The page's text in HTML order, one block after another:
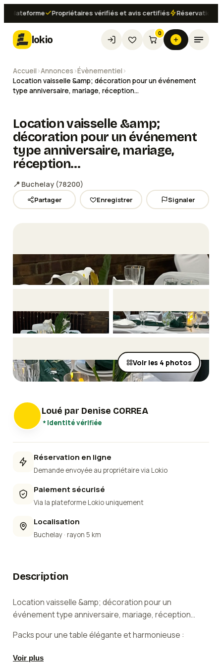
Propriétaires vérifiés et avis certifiés Réservation
lokio
0
Accueil ›Annonces ›Évènementiel ›
Location vaisselle &amp; décoration pour un événement
type anniversaire, mariage, réception…
Location vaisselle &amp;
décoration pour un événement
type anniversaire, mariage,
réception…
📍 Buchelay (78200)
Partager Enregistrer Signaler
Voir les 4 photos
Loué par Denise CORREA
Identité vérifiée
Réservation en ligne
Demande envoyée au propriétaire via Lokio
Paiement sécurisé
Via la plateforme Lokio uniquement
Localisation
Buchelay · rayon 5 km
Description
Location vaisselle &amp; décoration pour un
événement type anniversaire, mariage, réception…
Packs pour une table élégante et harmonieuse :
✔️ Assiettes: grandes &amp; petites assiettes
Voir plus